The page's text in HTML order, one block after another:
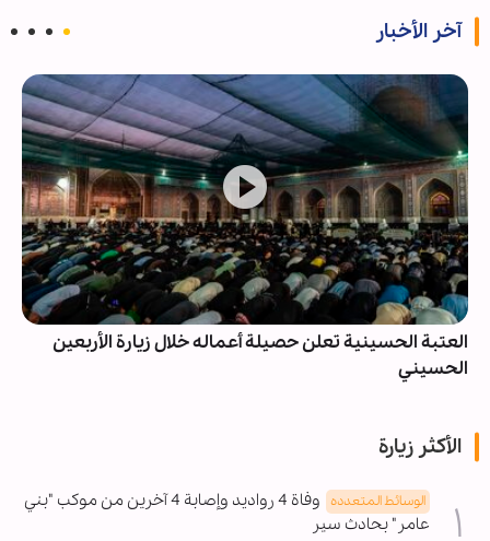
آخر الأخبار
العتبة الحسينية تعلن حصيلة أعماله خلال زيارة الأربعين
الحسيني
الأكثر زيارة
الوسائط المتعدده
وفاة 4 رواديد وإصابة 4 آخرين من موكب "بني
عامر" بحادث سير